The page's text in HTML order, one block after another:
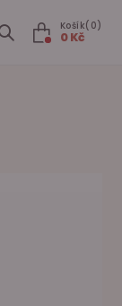
Košík(0)
0 Kč